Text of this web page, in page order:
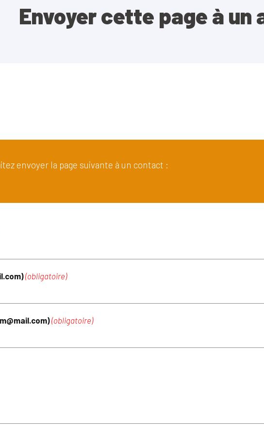
Envoyer cette page à un
envoyer la page suivante à un contact :
(obligatoire)
(obligatoire)